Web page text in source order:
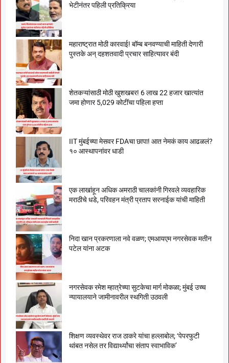
भेटीनंतर पहिली प्रतिक्रिया
महाराष्ट्रात मोठी कारवाई! बॉम्ब बनवण्याची माहिती देणारी
पुस्तके अन् दहशतवादी प्रचार साहित्यावर बंदी
शेतकऱ्यांसाठी मोठी खुशखबर! 6 लाख 22 हजार खात्यांत
जमा होणार 5,029 कोटींचा पहिला हप्ता
IIT मुंबईच्या मेसवर FDAचा छापा! आत नेमकं काय आढळलं?
१० आस्थापनांवर धाडी
एक लाखांहून अधिक अमराठी चालकांनी गिरवले व्यवहारिक
मराठीचे धडे, परिवहन मंत्री प्रताप सरनाईक यांची माहिती
निदा खान प्रकरणाला नवे वळण; एमआयएम नगरसेवक मतीन
पटेल यांना अटक
नगरसेवक रमेश म्हात्रेच्या सुटकेचा मार्ग मोकळा; मुंबई उच्च
न्यायालयाने जामीनावरील स्थगिती उठवली
शिक्षण व्यवस्थेवर राज ठाकरे यांचा हल्लाबोल; ‘पेपरफुटी
थांबत नसेल तर विद्यार्थ्यांचा संताप स्वाभाविक’